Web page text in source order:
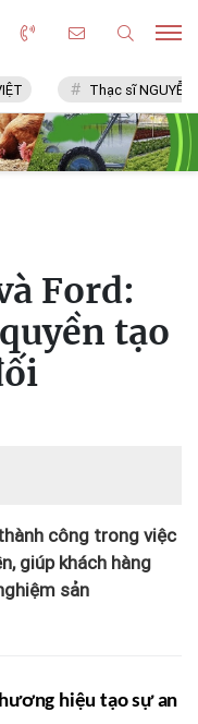
Thạc sĩ NGUYỄN VĂN CHÍ
Ford:
tạo
công trong việc
giúp khách hàng
sản
hiệu tạo sự an